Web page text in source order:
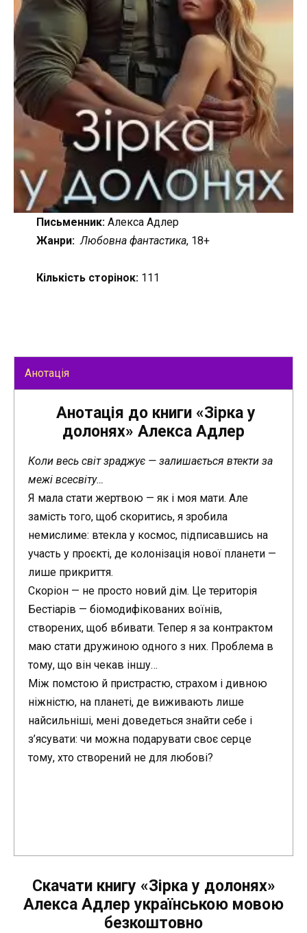
Письменник:Алекса Адлер
Жанри: Любовна фантастика, 18+
Кількість сторінок:111
Анотація
Анотація до книги «Зірка у
долонях» Алекса Адлер
Коли весь світ зраджує — залишається втекти за
межі всесвіту…
Я мала стати жертвою — як і моя мати. Але
замість того, щоб скоритись, я зробила
немислиме: втекла у космос, підписавшись на
участь у проєкті, де колонізація нової планети —
лише прикриття.
Скоріон — не просто новий дім. Це територія
Бестіарів — біомодифікованих воїнів,
створених, щоб вбивати. Тепер я за контрактом
маю стати дружиною одного з них. Проблема в
тому, що він чекав іншу…
Між помстою й пристрастю, страхом і дивною
ніжністю, на планеті, де виживають лише
найсильніші, мені доведеться знайти себе і
з’ясувати: чи можна подарувати своє серце
тому, хто створений не для любові?
Скачати книгу «Зірка у долонях»
Алекса Адлер українською мовою
безкоштовно